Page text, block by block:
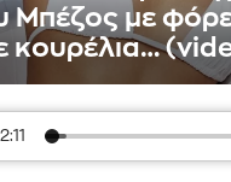
Μπέζος με
κουρέλια…